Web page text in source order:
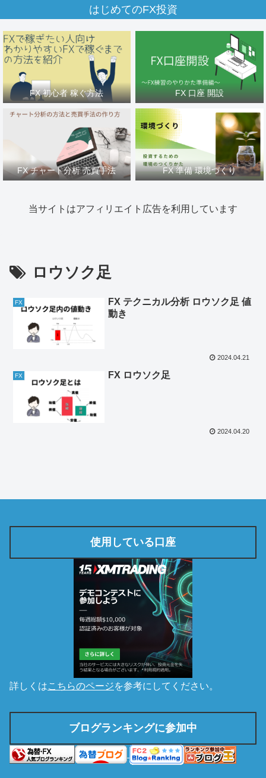
はじめてのFX投資
FX 初心者 稼ぐ方法 FX 口座 開設
FX チャート分析 売買手法 FX 準備 環境づくり
当サイトはアフィリエイト広告を利用しています
ロウソク足
FX
FX テクニカル分析 ロウソク足 値
動き
2024.04.21
FX FX ロウソク足
2024.04.20
使用している口座
詳しくはこちらのページを参考にしてください。
ブログランキングに参加中